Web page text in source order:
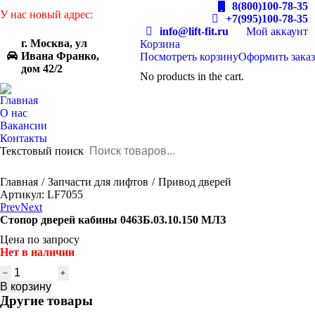
У нас новый адрес:
г. Москва, ул
Ивана Франко,
дом 42/2
8(800)100-78-35
+7(995)100-78-35
info@lift-fit.ru
Мой аккаунт
Корзина
Посмотреть корзинуОформить заказ
No products in the cart.
Главная
О нас
Вакансии
Контакты
Текстовый поиск
You are here:
Главная Запчасти для лифтов
Привод дверей
Артикул: LF7055
PrevNext
Стопор дверей кабины 0463Б.03.10.150 МЛЗ
Цена по запросу
Нет в наличии
Количество
товара
Стопор
дверей
В корзину
Другие товары